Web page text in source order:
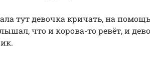
тут девочка кричать, на
что и корова-то ревёт, и